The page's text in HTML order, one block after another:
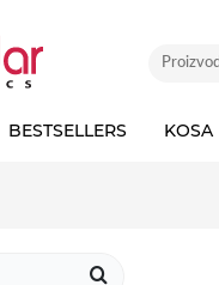
BESTSELLERS KOSA